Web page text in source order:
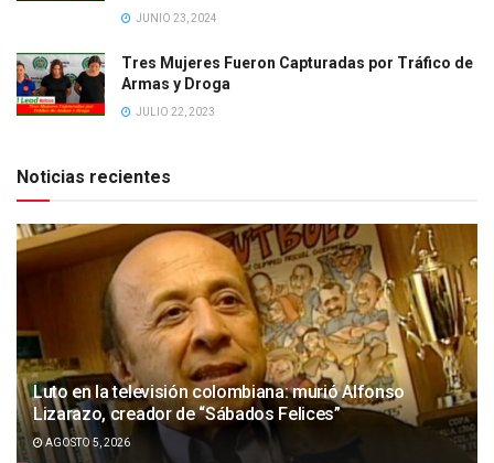
JUNIO 23, 2024
Tres Mujeres Fueron Capturadas por Tráfico de
Armas y Droga
JULIO 22, 2023
Noticias recientes
Luto en la televisión colombiana: murió Alfonso
Lizarazo, creador de “Sábados Felices”
AGOSTO 5, 2026